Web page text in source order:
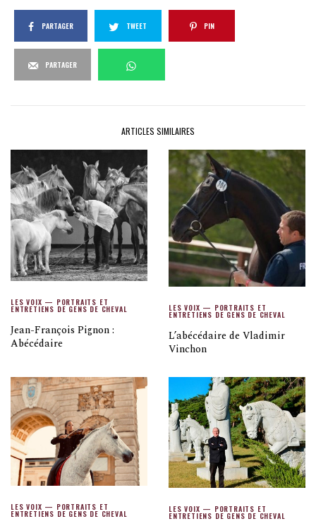
PARTAGER TWEET PIN
PARTAGER
ARTICLES SIMILAIRES
LES VOIX — PORTRAITS ET
ENTRETIENS DE GENS DE CHEVAL
Jean-François Pignon :
Abécédaire
LES VOIX — PORTRAITS ET
ENTRETIENS DE GENS DE CHEVAL
L’abécédaire de Vladimir
Vinchon
LES VOIX — PORTRAITS ET
ENTRETIENS DE GENS DE CHEVAL LES VOIX — PORTRAITS ET
ENTRETIENS DE GENS DE CHEVAL